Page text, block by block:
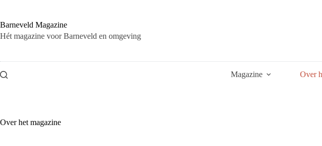
de
inhoud
Barneveld Magazine
Hét magazine voor Barneveld en omgeving
Magazine Over
Over het magazine